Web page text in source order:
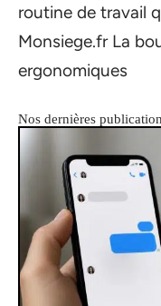
routine de travail
Monsiege.fr La
ergonomiques
Nos dernières